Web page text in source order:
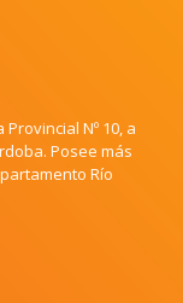
Nº 10, a
Posee más
Río